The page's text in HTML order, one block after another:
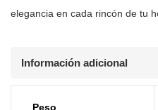
elegancia en cada rincón de tu
Información adicional
Peso